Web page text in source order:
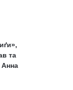
та
Анна